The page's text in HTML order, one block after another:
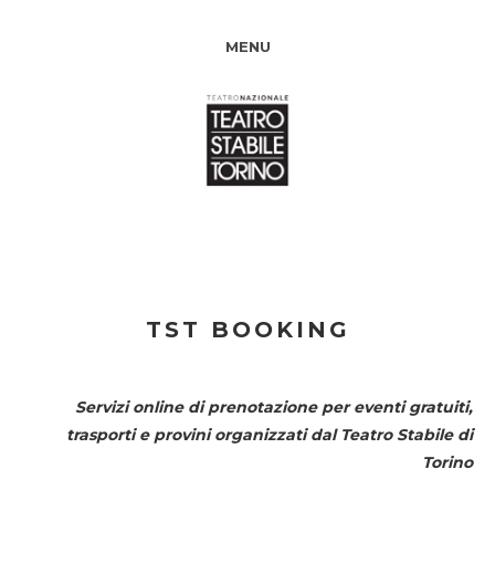
MENU
TST BOOKING
Servizi online di prenotazione per eventi gratuiti,
trasporti e provini organizzati dal Teatro Stabile di
Torino